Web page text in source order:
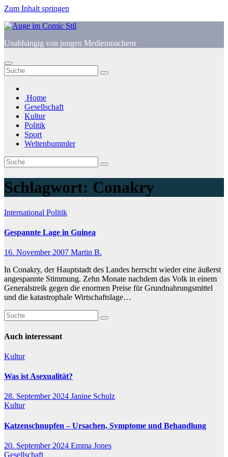
Zum Inhalt springen
Unabhängig von jungen Medienmachern
Home
Gesellschaft
Kultur
Politik
Sport
Weltenbummler
Schlagwort: Conakry
International Politik
Gespannte Lage in Guinea
16. November 2007 Martin B.
In Conakry, der Hauptstadt des Landes herrscht wieder eine äußerst
angespannte Stimmung. Zehn Monate nachdem das Volk in einem
Generalstreik gegen die enormen Preise für Grundnahrungsmittel
und die katastrophale Wirtschaftslage…
Auch interessant
Kultur
Was ist Asexualität?
28. September 2024 Janine Schulz
Kultur
Katzenschnupfen – Ursachen, Symptome und Behandlung
20. September 2024 Emma Jones
Gesellschaft